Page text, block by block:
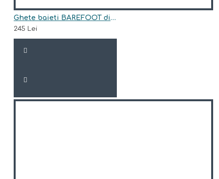
Ghete baieti BAREFOOT din piele naturala model HUGO
245 Lei